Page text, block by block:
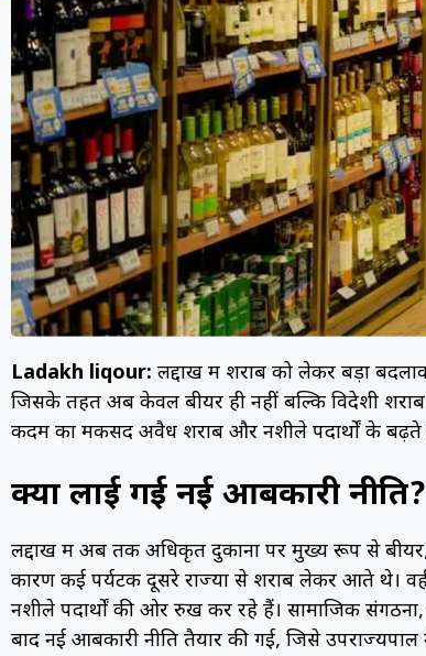
Ladakh liqour: लद्दाख में शराब को लेकर बड़ा
जिसके तहत अब केवल बीयर ही नहीं बल्कि विदेशी
कदम का मकसद अवैध शराब और नशीले पदार्थों के बढ़ते
क्यों लाई गई नई आबकारी नीति?
लद्दाख में अब तक अधिकृत दुकानों पर मुख्य रूप से बीयर,
कारण कई पर्यटक दूसरे राज्यों से शराब लेकर आते थे।
नशीले पदार्थों की ओर रुख कर रहे हैं। सामाजिक
बाद नई आबकारी नीति तैयार की गई, जिसे उपराज्यपाल